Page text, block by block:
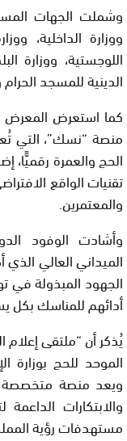
وشملت الجهات
ووزارة الداخلية،
اللوجستية، ووزارة
الدينية للمسجد
كما استعرض المعرض
منصة “نسك”، التي
الحج والعمرة رقميًّا،
تقنيات الواقع
والمعتمرين.
وأشادت الوفود
الميداني العالي
الجهود المبذولة في
أدائهم للمناسك بكل
يُذكر أن “ملتقى
الموحد للحج بوزارة
ويعد منصة متخصصة
والابتكارات
مستهدفات رؤية المملكة 2030 في الارتقاء بتجربة